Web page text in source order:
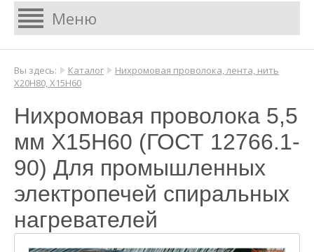
Вы здесь: Каталог
Нихромовая проволока, лента, нить
Х20Н80, Х15Н60
Нихромовая проволока 5,5
мм Х15Н60 (ГОСТ 12766.1-
90) Для промышленных
электропечей спиральных
нагревателей